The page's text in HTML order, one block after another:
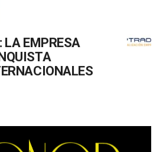
LA EMPRESA